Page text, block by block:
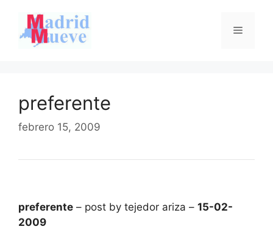
contenido
Menú
preferente
febrero 15, 2009
preferente – post by tejedor ariza – 15-02-
2009